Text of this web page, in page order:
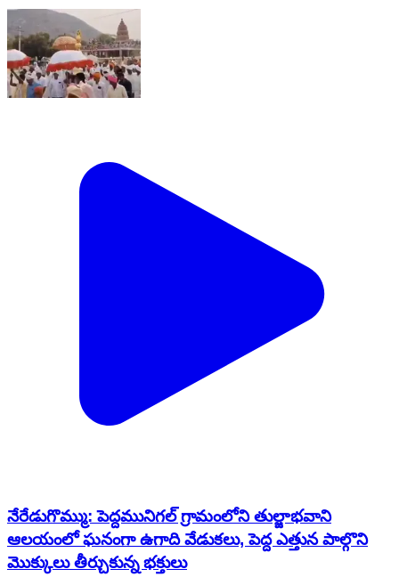
నేరేడుగొమ్ము: పెద్దమునిగల్ గ్రామంలోని తుల్జాభవాని
ఆలయంలో ఘనంగా ఉగాది వేడుకలు, పెద్ద ఎత్తున పాల్గొని
మొక్కులు తీర్చుకున్న భక్తులు